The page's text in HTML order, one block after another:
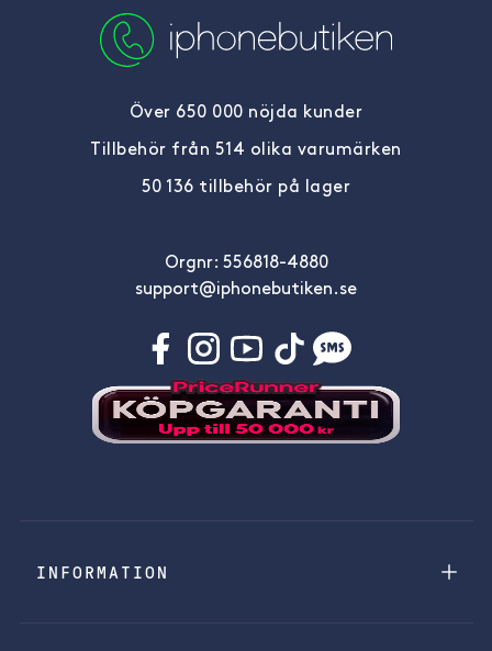
Över 650 000 nöjda kunder
Tillbehör från 514 olika varumärken
50 136 tillbehör på lager
Orgnr: 556818-4880
support@iphonebutiken.se
INFORMATION